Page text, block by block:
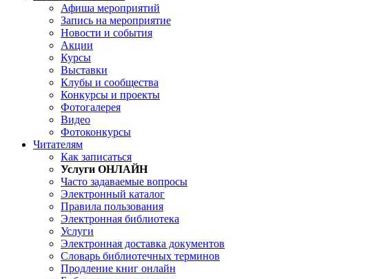
Афиша мероприятий
Запись на мероприятие
Новости и события
Акции
Курсы
Выставки
Клубы и сообщества
Конкурсы и проекты
Фотогалерея
Видео
Фотоконкурсы
Читателям
Как записаться
Услуги ОНЛАЙН
Часто задаваемые вопросы
Электронный каталог
Правила пользования
Электронная библиотека
Услуги
Электронная доставка документов
Словарь библиотечных терминов
Продление книг онлайн